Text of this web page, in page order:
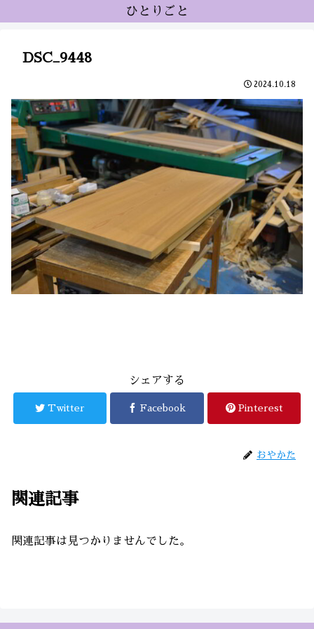
ひとりごと
DSC_9448
2024.10.18
シェアする
Twitter Facebook Pinterest
おやかた
関連記事
関連記事は見つかりませんでした。